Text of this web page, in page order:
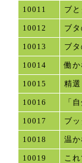
10011 ブ
10012 ブ
10013 ブ
10014 働か
10015 精
10016 「
10017 ブ
10018 温
10019 こ